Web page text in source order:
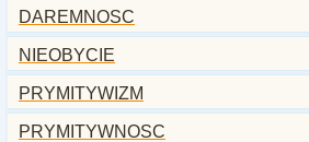
DAREMNOSC
NIEOBYCIE
PRYMITYWIZM
PRYMITYWNOSC